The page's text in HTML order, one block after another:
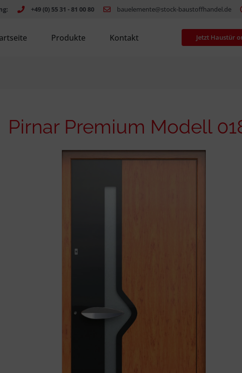
+49 (0) 55 31 - 81 00 80 bauelemente@stock-baustoffhandel.de
Produkte Kontakt Jetzt Haustür
Pirnar Premium Modell